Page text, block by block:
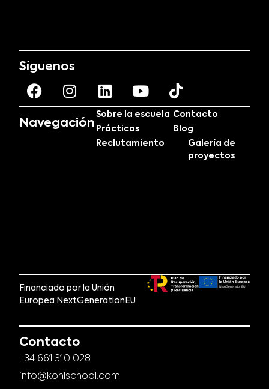
Navegación
Sobre la escuela
Prácticas
Reclutamiento
Contacto
Blog
Galería de
proyectos
Financiado por la Unión
Europea NextGenerationEU
Contacto
+34 661 310 028
info@kohlschool.com
Síguenos